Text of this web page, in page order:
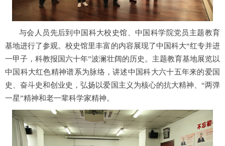
与会人员先后到中国科大校史馆、中国科学院党员主题教育
基地进行了参观。校史馆里丰富的内容展现了中国科大“红专并进
一甲子，科教报国六十年”波澜壮阔的历史。主题教育基地展览以
中国科大红色精神谱系为脉络，讲述中国科大六十五年来的爱国
史、奋斗史和创业史，弘扬以爱国主义为核心的抗大精神、“两弹
一星”精神和老一辈科学家精神。